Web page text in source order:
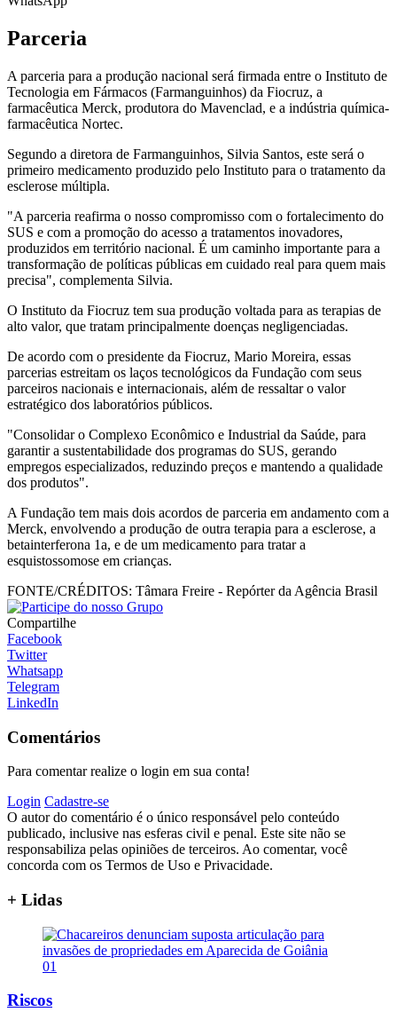
Parceria
A parceria para a produção nacional será firmada entre o Instituto de
Tecnologia em Fármacos (Farmanguinhos) da Fiocruz, a
farmacêutica Merck, produtora do Mavenclad, e a indústria química-
farmacêutica Nortec.
Segundo a diretora de Farmanguinhos, Silvia Santos, este será o
primeiro medicamento produzido pelo Instituto para o tratamento da
esclerose múltipla.
"A parceria reafirma o nosso compromisso com o fortalecimento do
SUS e com a promoção do acesso a tratamentos inovadores,
produzidos em território nacional. É um caminho importante para a
transformação de políticas públicas em cuidado real para quem mais
precisa", complementa Silvia.
O Instituto da Fiocruz tem sua produção voltada para as terapias de
alto valor, que tratam principalmente doenças negligenciadas.
De acordo com o presidente da Fiocruz, Mario Moreira, essas
parcerias estreitam os laços tecnológicos da Fundação com seus
parceiros nacionais e internacionais, além de ressaltar o valor
estratégico dos laboratórios públicos.
"Consolidar o Complexo Econômico e Industrial da Saúde, para
garantir a sustentabilidade dos programas do SUS, gerando
empregos especializados, reduzindo preços e mantendo a qualidade
dos produtos".
A Fundação tem mais dois acordos de parceria em andamento com a
Merck, envolvendo a produção de outra terapia para a esclerose, a
betainterferona 1a, e de um medicamento para tratar a
esquistossomose em crianças.
FONTE/CRÉDITOS: Tâmara Freire - Repórter da Agência Brasil
Compartilhe
Facebook
Twitter
Whatsapp
Telegram
LinkedIn
Comentários
Para comentar realize o login em sua conta!
Login Cadastre-se
O autor do comentário é o único responsável pelo conteúdo
publicado, inclusive nas esferas civil e penal. Este site não se
responsabiliza pelas opiniões de terceiros. Ao comentar, você
concorda com os Termos de Uso e Privacidade.
+ Lidas
01
Riscos